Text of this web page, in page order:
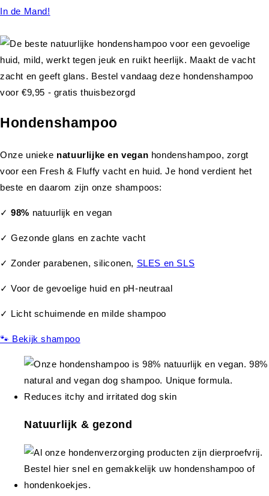
In de Mand!
Hondenshampoo
Onze unieke natuurlijke en vegan hondenshampoo, zorgt
voor een Fresh & Fluffy vacht en huid. Je hond verdient het
beste en daarom zijn onze shampoos:
✓98% natuurlijk en vegan
✓ Gezonde glans en zachte vacht
✓ Zonder parabenen, siliconen, SLES en SLS
✓ Voor de gevoelige huid en pH-neutraal
✓ Licht schuimende en milde shampoo
🐾 Bekijk shampoo
Natuurlijk & gezond